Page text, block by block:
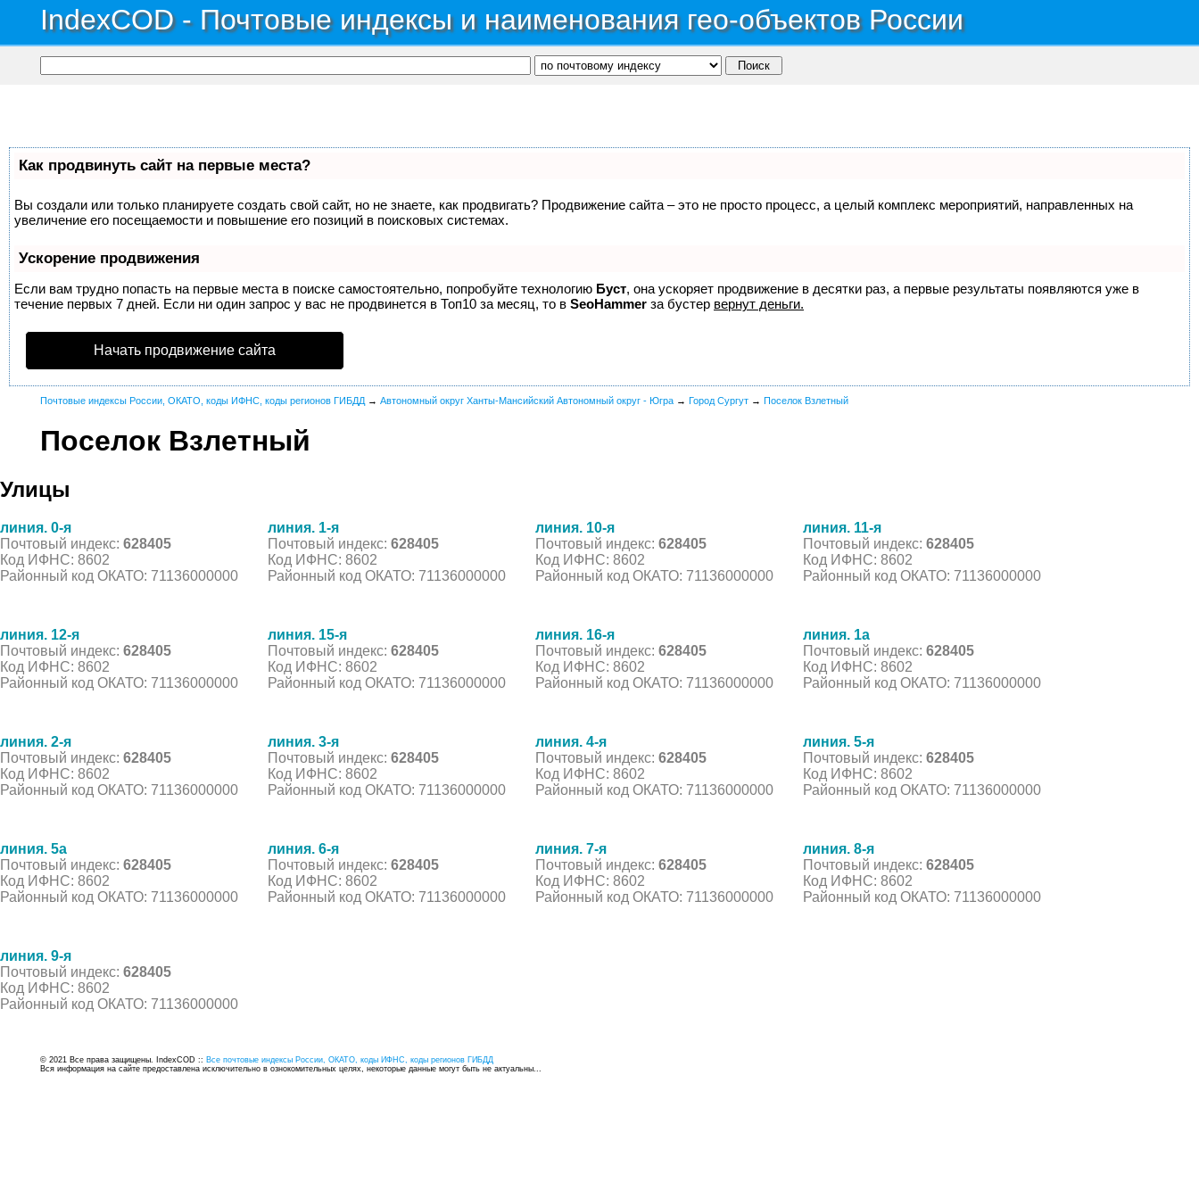
IndexCOD - Почтовые индексы и наименования гео-объектов России
Как продвинуть сайт на первые места?
Вы создали или только планируете создать свой сайт, но не знаете, как продвигать? Продвижение сайта – это не просто процесс, а целый комплекс мероприятий, направленных на
увеличение его посещаемости и повышение его позиций в поисковых системах.
Ускорение продвижения
Если вам трудно попасть на первые места в поиске самостоятельно, попробуйте технологию Буст, она ускоряет продвижение в десятки раз, а первые результаты появляются уже в
течение первых 7 дней. Если ни один запрос у вас не продвинется в Топ10 за месяц, то в SeoHammer за бустер вернут деньги.
Начать продвижение сайта
Почтовые индексы России, ОКАТО, коды ИФНС, коды регионов ГИБДД → Автономный округ Ханты-Мансийский Автономный округ - Югра → Город Сургут → Поселок Взлетный
Поселок Взлетный
Улицы
линия. 0-я
Почтовый индекс: 628405
Код ИФНС: 8602
Районный код ОКАТО: 71136000000
линия. 1-я
Почтовый индекс: 628405
Код ИФНС: 8602
Районный код ОКАТО: 71136000000
линия. 10-я
Почтовый индекс: 628405
Код ИФНС: 8602
Районный код ОКАТО: 71136000000
линия. 11-я
Почтовый индекс: 628405
Код ИФНС: 8602
Районный код ОКАТО: 71136000000
линия. 12-я
Почтовый индекс: 628405
Код ИФНС: 8602
Районный код ОКАТО: 71136000000
линия. 15-я
Почтовый индекс: 628405
Код ИФНС: 8602
Районный код ОКАТО: 71136000000
линия. 16-я
Почтовый индекс: 628405
Код ИФНС: 8602
Районный код ОКАТО: 71136000000
линия. 1а
Почтовый индекс: 628405
Код ИФНС: 8602
Районный код ОКАТО: 71136000000
линия. 2-я
Почтовый индекс: 628405
Код ИФНС: 8602
Районный код ОКАТО: 71136000000
линия. 3-я
Почтовый индекс: 628405
Код ИФНС: 8602
Районный код ОКАТО: 71136000000
линия. 4-я
Почтовый индекс: 628405
Код ИФНС: 8602
Районный код ОКАТО: 71136000000
линия. 5-я
Почтовый индекс: 628405
Код ИФНС: 8602
Районный код ОКАТО: 71136000000
линия. 5а
Почтовый индекс: 628405
Код ИФНС: 8602
Районный код ОКАТО: 71136000000
линия. 6-я
Почтовый индекс: 628405
Код ИФНС: 8602
Районный код ОКАТО: 71136000000
линия. 7-я
Почтовый индекс: 628405
Код ИФНС: 8602
Районный код ОКАТО: 71136000000
линия. 8-я
Почтовый индекс: 628405
Код ИФНС: 8602
Районный код ОКАТО: 71136000000
линия. 9-я
Почтовый индекс: 628405
Код ИФНС: 8602
Районный код ОКАТО: 71136000000
© 2021 Все права защищены. IndexCOD :: Все почтовые индексы России, ОКАТО, коды ИФНС, коды регионов ГИБДД
Вся информация на сайте предоставлена исключительно в ознокомительных целях, некоторые данные могут быть не актуальны...